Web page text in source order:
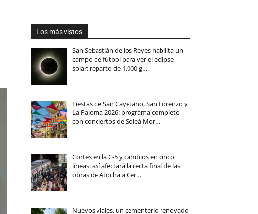
Los más vistos
San Sebastián de los Reyes habilita un
campo de fútbol para ver el eclipse
solar: reparto de 1.000 g…
Fiestas de San Cayetano, San Lorenzo y
La Paloma 2026: programa completo
con conciertos de Soleá Mor…
Cortes en la C-5 y cambios en cinco
líneas: así afectará la recta final de las
obras de Atocha a Cer…
Nuevos viales, un cementerio renovado